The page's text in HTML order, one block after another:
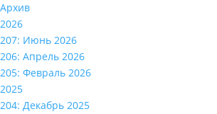
Архив
2026
207: Июнь 2026
206: Апрель 2026
205: Февраль 2026
2025
204: Декабрь 2025